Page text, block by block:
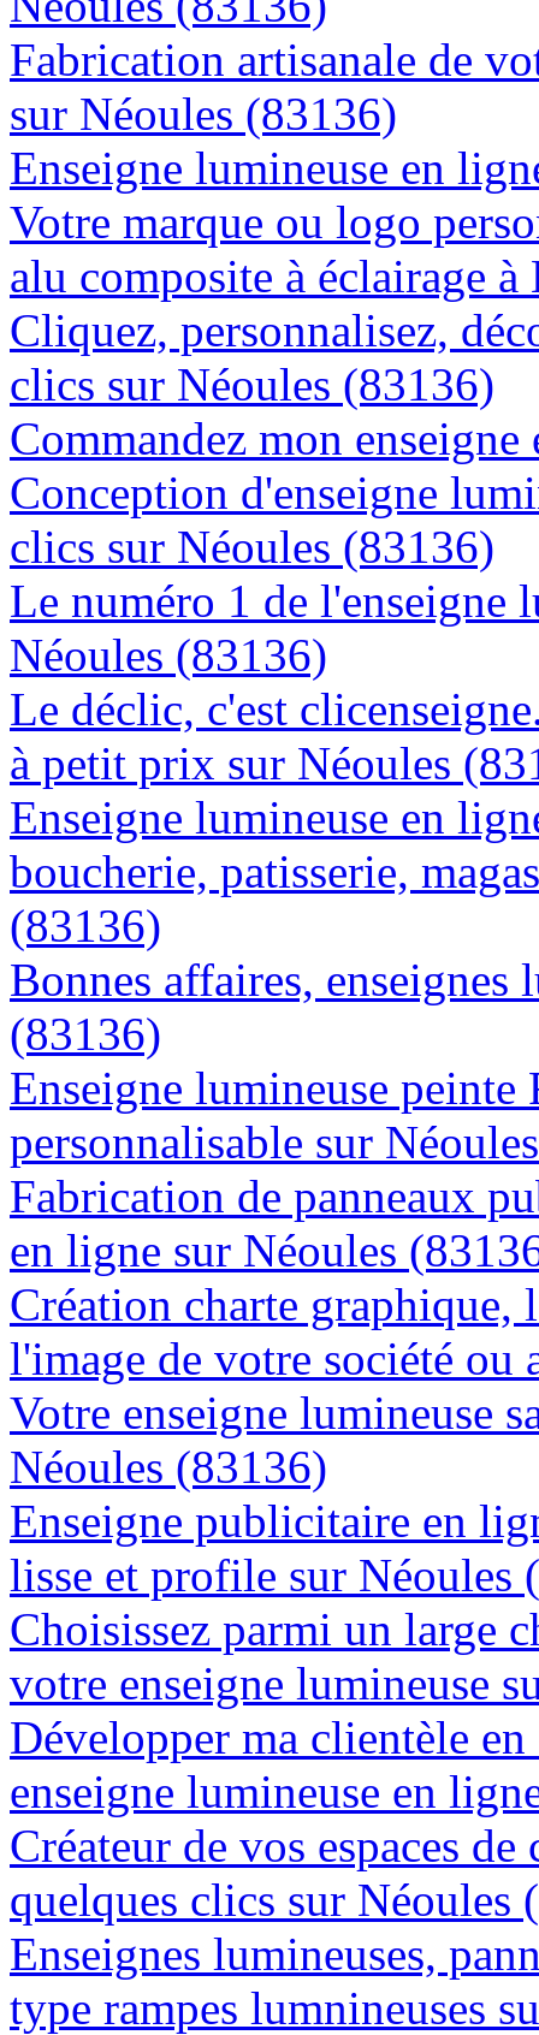
Fabrication artisanale de
sur Néoules (83136)
Enseigne lumineuse en
Votre marque ou logo
alu composite à éclairage
Cliquez, personnalisez,
clics sur Néoules (83136)
Commandez mon
Conception d'enseigne
clics sur Néoules (83136)
Le numéro 1 de l'enseigne
Néoules (83136)
Le déclic, c'est
à petit prix sur Néoules
Enseigne lumineuse en
boucherie, patisserie,
(83136)
Bonnes affaires, enseignes
(83136)
Enseigne lumineuse
personnalisable sur
Fabrication de panneaux
en ligne sur Néoules
Création charte graphique,
l'image de votre société
Votre enseigne lumineuse
Néoules (83136)
Enseigne publicitaire en
lisse et profile sur Néoules
Choisissez parmi un large
votre enseigne lumineuse
Développer ma clientèle
enseigne lumineuse en
Créateur de vos espaces
quelques clics sur Néoules
Enseignes lumineuses,
type rampes lumnineuses